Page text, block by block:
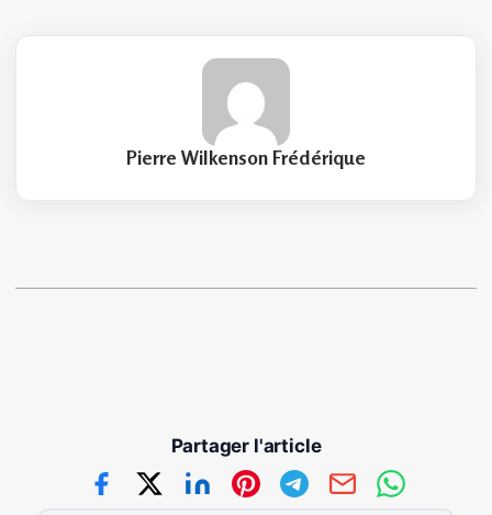
Pierre Wilkenson Frédérique
Partager l'article